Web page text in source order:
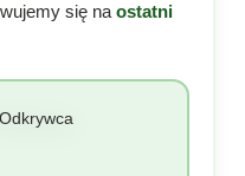
się na ostatni